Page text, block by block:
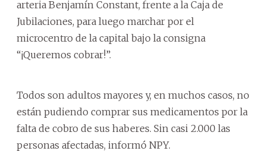
arteria Benjamín Constant, frente a la Caja de
Jubilaciones, para luego marchar por el
microcentro de la capital bajo la consigna
“¡Queremos cobrar!”.
Todos son adultos mayores y, en muchos casos, no
están pudiendo comprar sus medicamentos por la
falta de cobro de sus haberes. Sin casi 2.000 las
personas afectadas, informó NPY.